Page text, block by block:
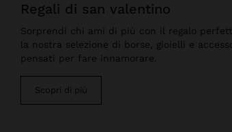
regali di san valentino
Sorprendi chi ami di più con il regalo
la nostra selezione di borse, gioielli e
pensati per fare innamorare.
Scopri di più